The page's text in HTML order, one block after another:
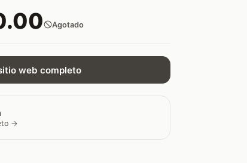
Agotado
web completo
→